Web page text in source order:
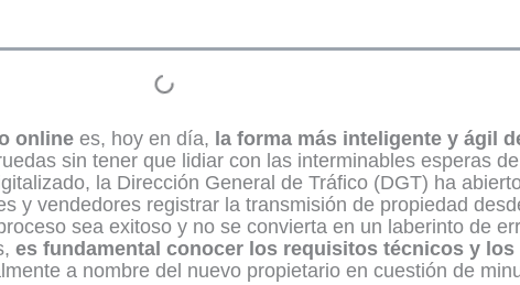
online es, hoy en día, la forma más inteligente y ágil
sin tener que lidiar con las interminables esperas
la Dirección General de Tráfico (DGT) ha
y vendedores registrar la transmisión de propiedad
sea exitoso y no se convierta en un laberinto de
es fundamental conocer los requisitos técnicos y los
a nombre del nuevo propietario en cuestión de